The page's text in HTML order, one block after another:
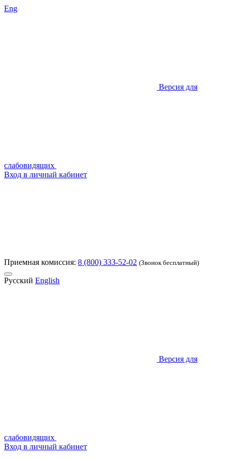
Eng
Версия для
слабовидящих
Вход в личный кабинет
Приемная комиссия: 8 (800) 333-52-02 (Звонок бесплатный)
Русский English
Версия для
слабовидящих
Вход в личный кабинет